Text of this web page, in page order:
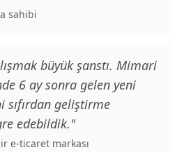
sahibi
büyük şanstı. Mimari
6 ay sonra gelen yeni
geliştirme
edebildik."
e-ticaret markası